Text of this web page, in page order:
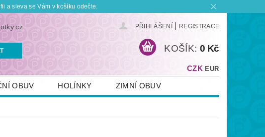
a sleva se Vám v košíku odečte.
PŘIHLÁŠENÍ REGISTRACE
CZK EUR
KOŠÍK: 0 Kč
OBUV HOLÍNKY ZIMNÍ OBUV